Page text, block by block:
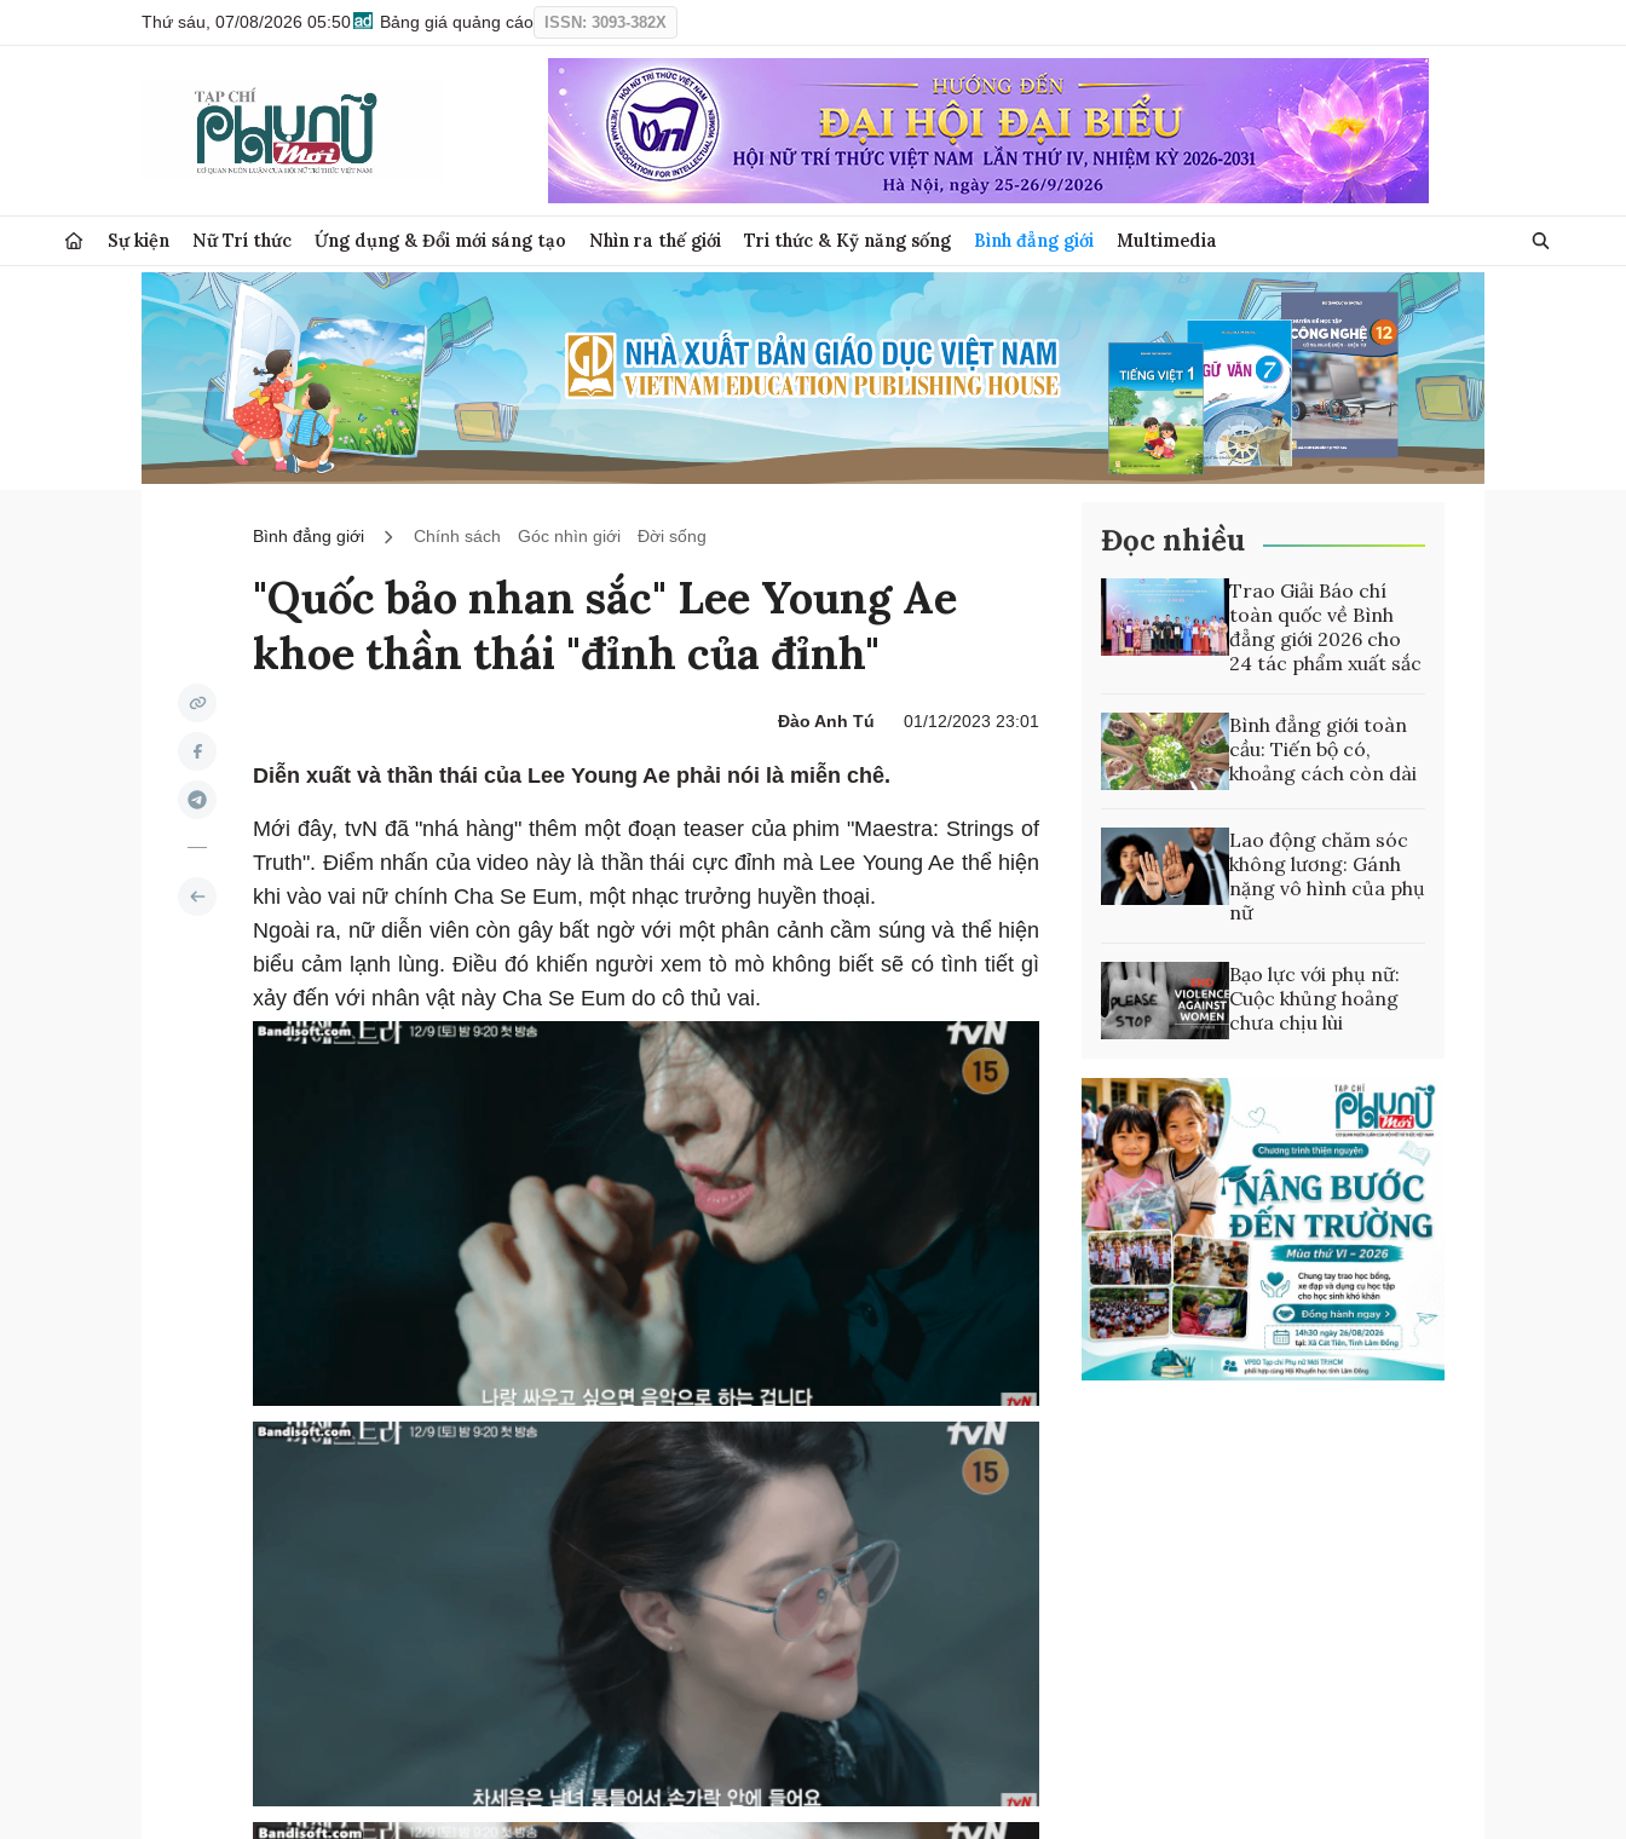
Thứ sáu, 07/08/2026 05:50 Bảng giá quảng cáo ISSN: 3093-382X
Sự kiện Nữ Trí thức Ứng dụng & Đổi mới sáng tạo Nhìn ra thế giới Tri thức & Kỹ năng sống Bình đẳng giới Multimedia
Bình đẳng giới Chính sách Góc nhìn giới Đời sống
"Quốc bảo nhan sắc" Lee Young Ae
khoe thần thái "đỉnh của đỉnh"
Đào Anh Tú 01/12/2023 23:01
Diễn xuất và thần thái của Lee Young Ae phải nói là miễn chê.
Mới đây, tvN đã "nhá hàng" thêm một đoạn teaser của phim "Maestra: Strings of
Truth". Điểm nhấn của video này là thần thái cực đỉnh mà Lee Young Ae thể hiện
khi vào vai nữ chính Cha Se Eum, một nhạc trưởng huyền thoại.
Ngoài ra, nữ diễn viên còn gây bất ngờ với một phân cảnh cầm súng và thể hiện
biểu cảm lạnh lùng. Điều đó khiến người xem tò mò không biết sẽ có tình tiết gì
xảy đến với nhân vật này Cha Se Eum do cô thủ vai.
Đọc nhiều
Trao Giải Báo chí
toàn quốc về Bình
đẳng giới 2026 cho
24 tác phẩm xuất sắc
Bình đẳng giới toàn
cầu: Tiến bộ có,
khoảng cách còn dài
Lao động chăm sóc
không lương: Gánh
nặng vô hình của phụ
nữ
Bạo lực với phụ nữ:
Cuộc khủng hoảng
chưa chịu lùi